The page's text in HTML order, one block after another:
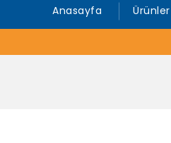
Anasayfa Ürünler